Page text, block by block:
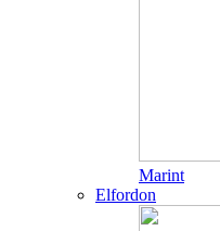
Marint
Elfordon